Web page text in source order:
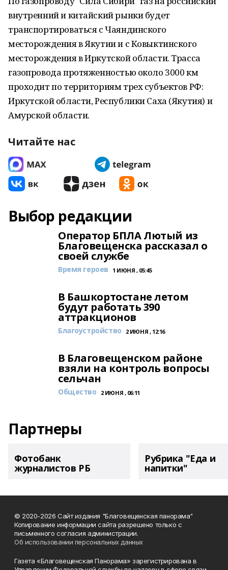
внутренний и китайский рынки будет
транспортироваться с Чаяндинского
месторождения в Якутии и с Ковыктинского
месторождения в Иркутской области. Трасса
газопровода протяженностью около 3000 км
проходит по территориям трех субъектов РФ:
Иркутской области, Республики Саха (Якутия) и
Амурской области.
Читайте нас
Выбор редакции
Оператор БПЛА Лютый из
Благовещенска рассказал о
своей службе
Время героев 1 ИЮНЯ , 05:45
В Башкортостане летом
будут работать 390
аттракционов
Благоустройство 2 ИЮНЯ , 12:16
В Благовещенском районе
взяли на контроль вопросы
сельчан
Общество 2 ИЮНЯ , 06:11
Партнеры
Фотобанк
журналистов РБ
Рубрика "Еда и
напитки"
© 2020-2026 Сайт издания "Благовещенская панорама"
Копирование информации сайта разрешено только с
письменного согласия администрации.
Об использовании персональных данных
Газета «Благовещенская Панорама» зарегистрирована в